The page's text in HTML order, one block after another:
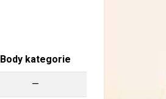
Body kategorie
—